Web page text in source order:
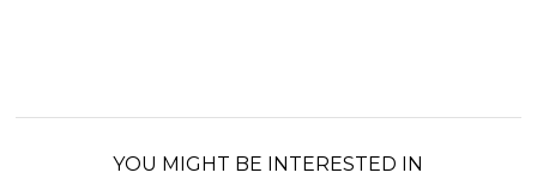
YOU MIGHT BE INTERESTED IN